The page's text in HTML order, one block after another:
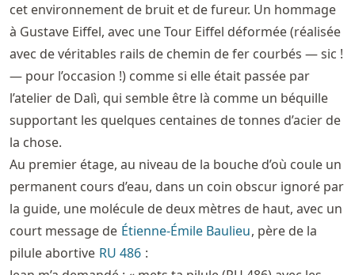
cet environnement de bruit et de fureur. Un hommage
à Gustave Eiffel, avec une Tour Eiffel déformée (réalisée
avec de véritables rails de chemin de fer courbés — sic !
— pour l’occasion !) comme si elle était passée par
l’atelier de Dalì, qui semble être là comme un béquille
supportant les quelques centaines de tonnes d’acier de
la chose.
Au premier étage, au niveau de la bouche d’où coule un
permanent cours d’eau, dans un coin obscur ignoré par
la guide, une molécule de deux mètres de haut, avec un
court message de Étienne-Émile Baulieu, père de la
pilule abortive RU 486 :